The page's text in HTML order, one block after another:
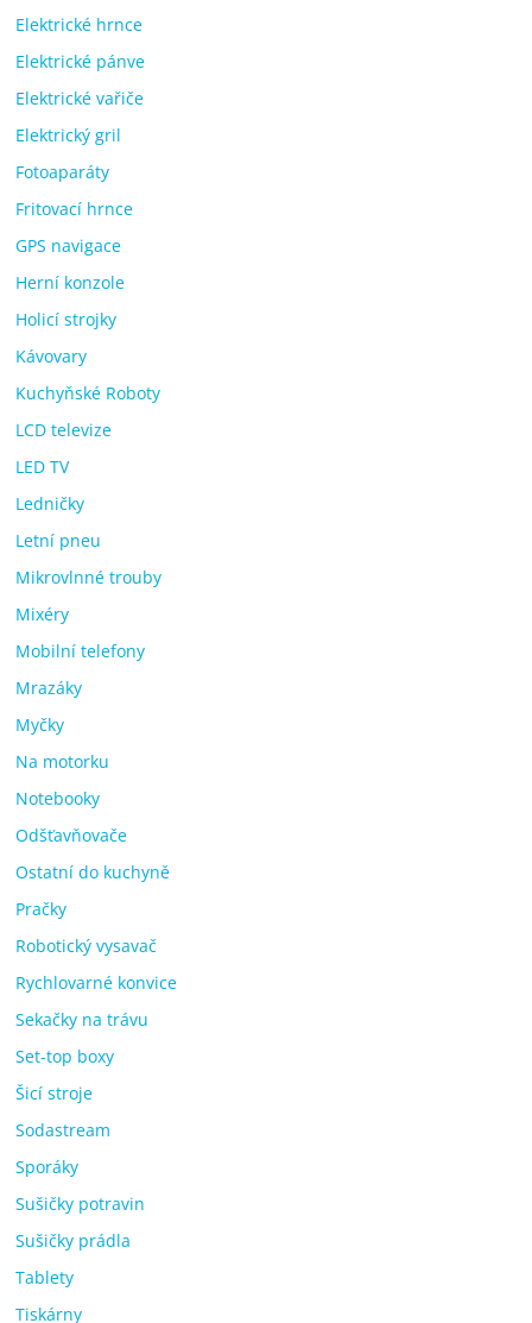
Elektrické hrnce
Elektrické pánve
Elektrické vařiče
Elektrický gril
Fotoaparáty
Fritovací hrnce
GPS navigace
Herní konzole
Holicí strojky
Kávovary
Kuchyňské Roboty
LCD televize
LED TV
Ledničky
Letní pneu
Mikrovlnné trouby
Mixéry
Mobilní telefony
Mrazáky
Myčky
Na motorku
Notebooky
Odšťavňovače
Ostatní do kuchyně
Pračky
Robotický vysavač
Rychlovarné konvice
Sekačky na trávu
Set-top boxy
Šicí stroje
Sodastream
Sporáky
Sušičky potravin
Sušičky prádla
Tablety
Tiskárny